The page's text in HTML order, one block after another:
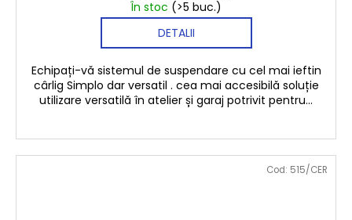
În stoc (>5 buc.)
DETALII
Echipați-vă sistemul de suspendare cu cel mai ieftin
cârlig Simplo dar versatil . cea mai accesibilă soluție
utilizare versatilă în atelier și garaj potrivit pentru...
Cod: 515/CER